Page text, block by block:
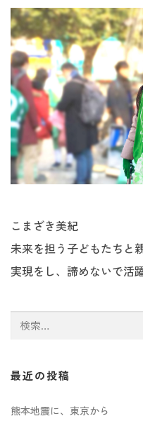
こまざき美紀
未来を担う子どもたちと
実現をし、諦めないで活
検
最近の投稿
熊本地震に、東京から